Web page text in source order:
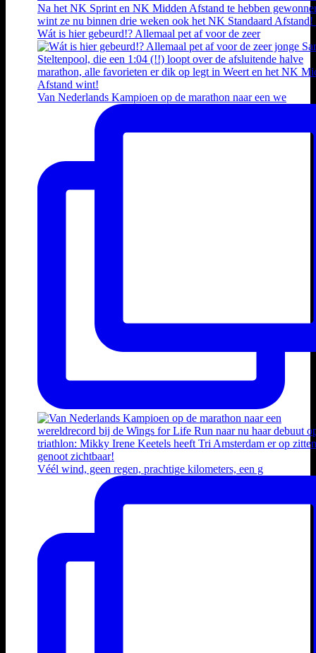
Wát is hier gebeurd!? Allemaal pet af voor de zeer
Van Nederlands Kampioen op de marathon naar een we
Véél wind, geen regen, prachtige kilometers, een g